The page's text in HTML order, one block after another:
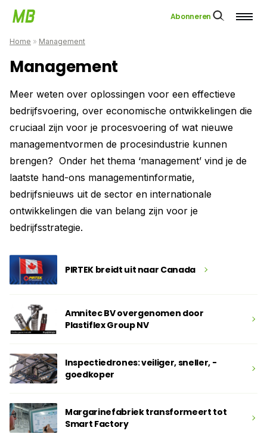
Abonneren
Home » Management
Management
Meer weten over oplossingen voor een effectieve
bedrijfsvoering, over economische ontwikkelingen die
cruciaal zijn voor je procesvoering of wat nieuwe
managementvormen de procesindustrie kunnen
brengen? Onder het thema ‘management’ vind je de
laatste hand-ons managementinformatie,
bedrijfsnieuws uit de sector en internationale
ontwikkelingen die van belang zijn voor je
bedrijfsstrategie.
PIRTEK breidt uit naar Canada
Amnitec BV overgenomen door
Plastiflex Group NV
Inspectiedrones: veiliger, sneller, ­
goedkoper
Margarinefabriek transformeert tot
Smart Factory